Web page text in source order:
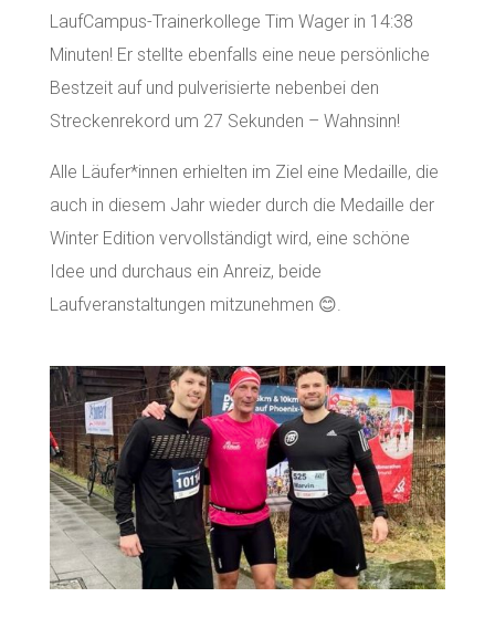
LaufCampus-Trainerkollege Tim Wager in 14:38
Minuten! Er stellte ebenfalls eine neue persönliche
Bestzeit auf und pulverisierte nebenbei den
Streckenrekord um 27 Sekunden – Wahnsinn!
Alle Läufer*innen erhielten im Ziel eine Medaille, die
auch in diesem Jahr wieder durch die Medaille der
Winter Edition vervollständigt wird, eine schöne
Idee und durchaus ein Anreiz, beide
Laufveranstaltungen mitzunehmen 😊.